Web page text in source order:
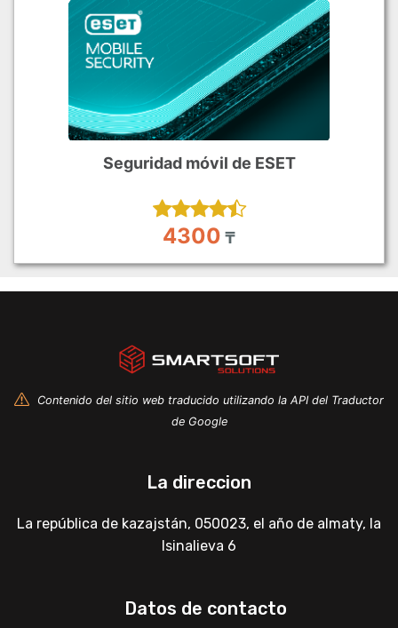
Seguridad móvil de ESET
4300 ₸
Contenido del sitio web traducido utilizando la API del Traductor
de Google
La direccion
La república de kazajstán, 050023, el año de almaty, la
Isinalieva 6
Datos de contacto